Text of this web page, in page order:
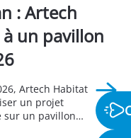
: Artech
un pavillon
Artech Habitat
un projet
sur un pavillon